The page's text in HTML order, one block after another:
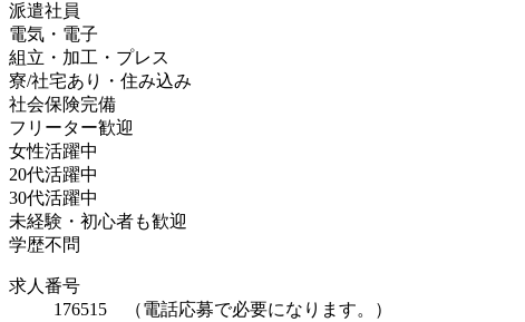
派遣社員
電気・電子
組立・加工・プレス
寮/社宅あり・住み込み
社会保険完備
フリーター歓迎
女性活躍中
20代活躍中
30代活躍中
未経験・初心者も歓迎
学歴不問
求人番号
176515 （電話応募で必要になります。）